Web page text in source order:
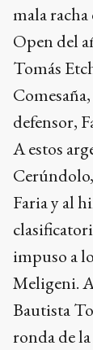
mala
Open del
Tomás
defensor,
A estos
Faria y al
impuso a
Meligeni.
Bautista
ronda de